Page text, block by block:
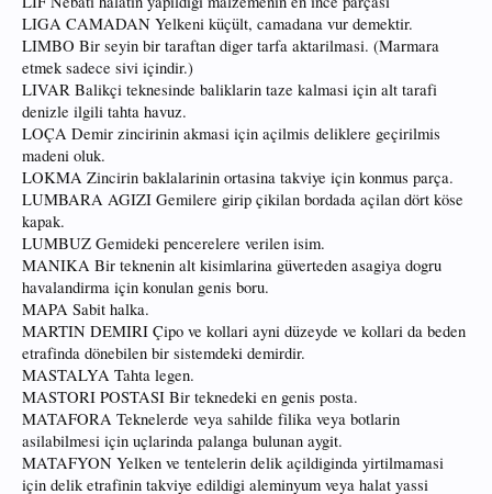
LIGA CAMADAN Yelkeni küçült, camadana vur demektir.
LIMBO Bir seyin bir taraftan diger tarfa aktarilmasi. (Marmara
etmek sadece sivi içindir.)
LIVAR Balikçi teknesinde baliklarin taze kalmasi için alt tarafi
denizle ilgili tahta havuz.
LOÇA Demir zincirinin akmasi için açilmis deliklere geçirilmis
madeni oluk.
LOKMA Zincirin baklalarinin ortasina takviye için konmus parça.
LUMBARA AGIZI Gemilere girip çikilan bordada açilan dört köse
kapak.
LUMBUZ Gemideki pencerelere verilen isim.
MANIKA Bir teknenin alt kisimlarina güverteden asagiya dogru
havalandirma için konulan genis boru.
MAPA Sabit halka.
MARTIN DEMIRI Çipo ve kollari ayni düzeyde ve kollari da beden
etrafinda dönebilen bir sistemdeki demirdir.
MASTALYA Tahta legen.
MASTORI POSTASI Bir teknedeki en genis posta.
MATAFORA Teknelerde veya sahilde filika veya botlarin
asilabilmesi için uçlarinda palanga bulunan aygit.
MATAFYON Yelken ve tentelerin delik açildiginda yirtilmamasi
için delik etrafinin takviye edildigi aleminyum veya halat yassi